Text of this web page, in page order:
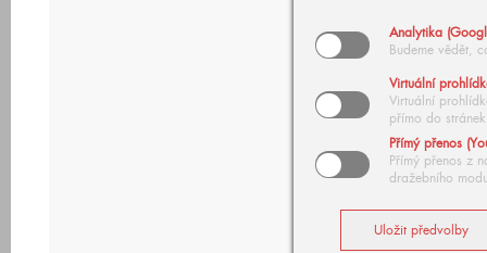
Analytika
Budeme vědět,
Virtuální
Virtuální
přímo do stránek
Přímý přenos
Přímý přenos z
dražebního